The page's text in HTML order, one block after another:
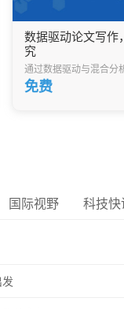
数据驱动论文写作
究
免费
国际视野 科技快